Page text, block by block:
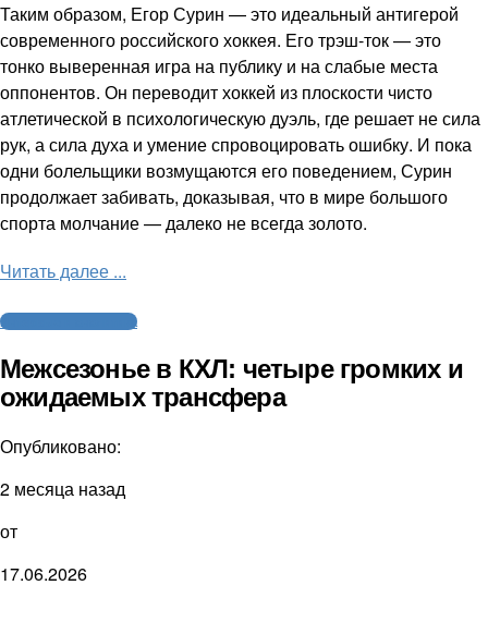
Таким образом, Егор Сурин — это идеальный антигерой
современного российского хоккея. Его трэш-ток — это
тонко выверенная игра на публику и на слабые места
оппонентов. Он переводит хоккей из плоскости чисто
атлетической в психологическую дуэль, где решает не сила
рук, а сила духа и умение спровоцировать ошибку. И пока
одни болельщики возмущаются его поведением, Сурин
продолжает забивать, доказывая, что в мире большого
спорта молчание — далеко не всегда золото.
Читать далее ...
Интервью и аналитика
Межсезонье в КХЛ: четыре громких и
ожидаемых трансфера
Опубликовано:
2 месяца назад
от
17.06.2026